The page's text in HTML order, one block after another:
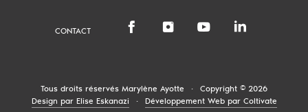
CONTACT
Tous droits réservés Marylène Ayotte · Copyright © 2026
Design par Elise Eskanazi
· Développement Web par Coltivate